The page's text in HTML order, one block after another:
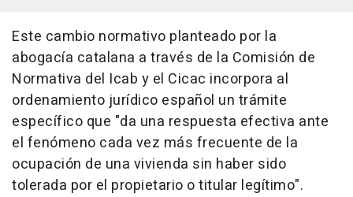
Este cambio normativo planteado por la
abogacía catalana a través de la Comisión de
Normativa del Icab y el Cicac incorpora al
ordenamiento jurídico español un trámite
específico que "da una respuesta efectiva ante
el fenómeno cada vez más frecuente de la
ocupación de una vivienda sin haber sido
tolerada por el propietario o titular legítimo".